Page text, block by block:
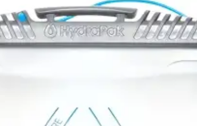
Traži